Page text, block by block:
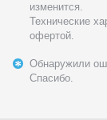
изменится.
Технические
офертой.
Обнаружили
Спасибо.